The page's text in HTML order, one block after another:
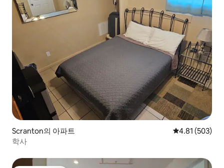
Scranton의 아파트 평점 4.81점(5
4.81 (503)
학사